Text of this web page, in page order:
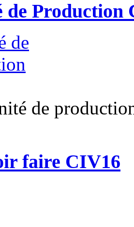
de Production
de
faire CIV16